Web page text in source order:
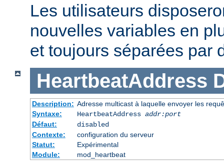
Les utilisateurs
nouvelles variables en
et toujours séparées par
HeartbeatAddress
Description: Adresse multicast à laquelle envoyer les
Syntaxe:
HeartbeatAddress addr:port
Défaut:
disabled
Contexte:
configuration du serveur
Statut:
Expérimental
Module:
mod_heartbeat